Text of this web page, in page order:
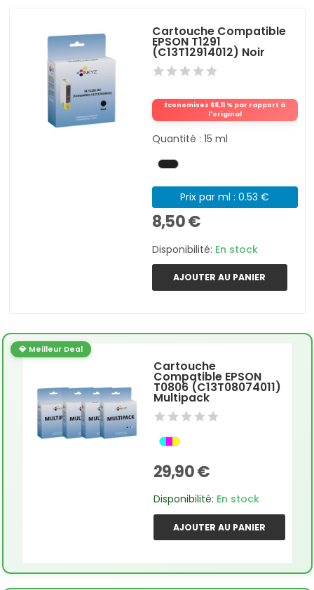
Cartouche Compatible
EPSON T1291
(C13T12914012) Noir
Économisez 68,11 % par rapport à
l'original
Quantité : 15 ml
Prix par ml : 0.53 €
8,50 €
Disponibilité: En stock
AJOUTER AU PANIER
💎 Meilleur Deal
Cartouche
Compatible EPSON
T0806 (C13T08074011)
Multipack
29,90 €
Disponibilité: En stock
AJOUTER AU PANIER